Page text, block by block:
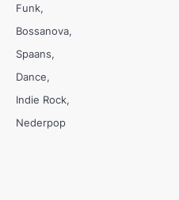
Funk
Bossanova
Spaans
Dance
Indie Rock
Nederpop